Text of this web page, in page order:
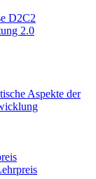
D2C2
2.0
Aspekte der